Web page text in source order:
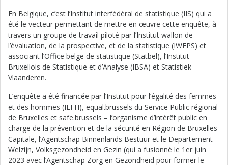
En Belgique, c’est l’Institut interfédéral de statistique (IIS) qui a
été le vecteur permettant de mettre en œuvre cette enquête, à
travers un groupe de travail piloté par l’Institut wallon de
l’évaluation, de la prospective, et de la statistique (IWEPS) et
associant l’Office belge de statistique (Statbel), l’Institut
Bruxellois de Statistique et d’Analyse (IBSA) et Statistiek
Vlaanderen.
L’enquête a été financée par l’Institut pour l’égalité des femmes
et des hommes (IEFH), equal.brussels du Service Public régional
de Bruxelles et safe.brussels – l’organisme d’intérêt public en
charge de la prévention et de la sécurité en Région de Bruxelles-
Capitale, l’Agentschap Binnenlands Bestuur et le Departement
Welzijn, Volksgezondheid en Gezin (qui a fusionné le 1er juin
2023 avec l’Agentschap Zorg en Gezondheid pour former le